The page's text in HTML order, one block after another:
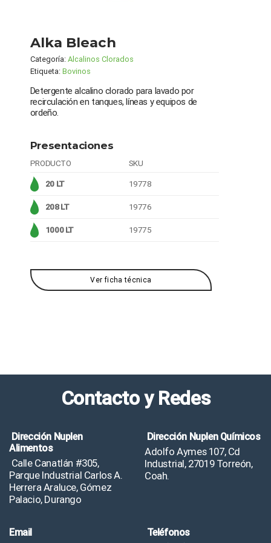
Alka Bleach
Categoría: Alcalinos Clorados
Etiqueta: Bovinos
Detergente alcalino clorado para lavado por
recirculación en tanques, líneas y equipos de
ordeño.
Presentaciones
PRODUCTO SKU
20 LT 19778
208 LT 19776
1000 LT 19775
Ver ficha técnica
Contacto y Redes
Dirección Nuplen
Alimentos
Calle Canatlán #305,
Parque Industrial Carlos A.
Herrera Araluce, Gómez
Palacio, Durango
Dirección Nuplen Químicos
Adolfo Aymes 107, Cd
Industrial, 27019 Torreón,
Coah.
Email Teléfonos